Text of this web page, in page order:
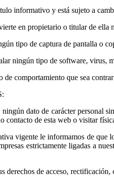
informativo y está sujeto a
en propietario o titular de ella
tipo de captura de pantalla o
ningún tipo de software, virus,
comportamiento que sea
dato de carácter personal
contacto de esta web o visitar
vigente le informamos de que
estrictamente ligadas a
derechos de acceso,